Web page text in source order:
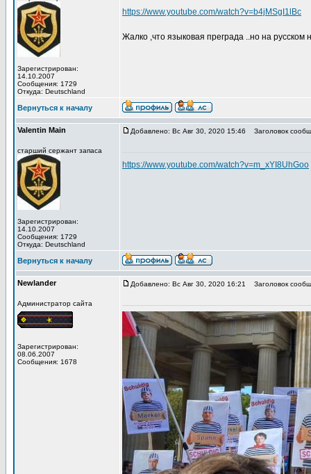
Зарегистрирован:
14.10.2007
Сообщения: 1729
Откуда: Deutschland
https://www.youtube.com/watch?v=b4jMSgI1lBc
Жалко ,что языковая преграда ..но на русском
Вернуться к началу
Valentin Main
старший сержант запаса
Зарегистрирован:
14.10.2007
Сообщения: 1729
Откуда: Deutschland
Добавлено: Вс Авг 30, 2020 15:46 Заголовок
https://www.youtube.com/watch?v=m_xYI8UhGoo
Вернуться к началу
Newlander
Администратор сайта
Зарегистрирован:
08.06.2007
Сообщения: 1678
Добавлено: Вс Авг 30, 2020 16:21 Заголовок